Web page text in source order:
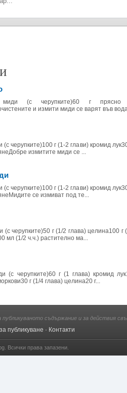
миди (с черупките)60 г прясно
и измити миди се варят във
(с черупките)100 г (1-2 глави) кромид
измитите миди се ...
(с черупките)100 г (1-2 глави) кромид
се измиват под те...
(с черупките)50 г (1/2 глава) целина100
мл (1/2 ч.ч.) растително ма...
(с черупките)60 г (1 глава) кромид
г (1/4 глава) целина20 г...
публикуваното съдържание и за действия
публикуване · Контакти
. Всички права запазени.